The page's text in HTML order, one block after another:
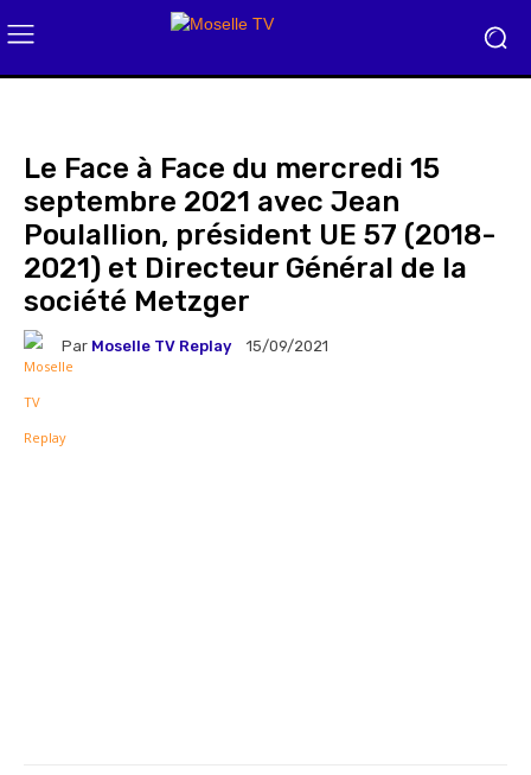
Le Face à Face du mercredi 15
septembre 2021 avec Jean
Poulallion, président UE 57 (2018-
2021) et Directeur Général de la
société Metzger
Par Moselle TV Replay 15/09/2021